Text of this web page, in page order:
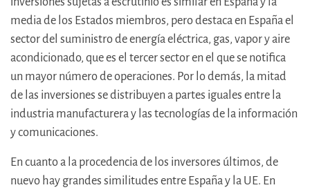
media de los Estados miembros, pero destaca en España el
sector del suministro de energía eléctrica, gas, vapor y aire
acondicionado, que es el tercer sector en el que se notifica
un mayor número de operaciones. Por lo demás, la mitad
de las inversiones se distribuyen a partes iguales entre la
industria manufacturera y las tecnologías de la información
y comunicaciones.
En cuanto a la procedencia de los inversores últimos, de
nuevo hay grandes similitudes entre España y la UE. En